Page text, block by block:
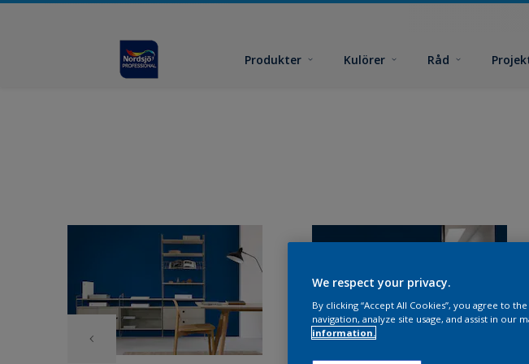
Produkter Kulörer Råd
We respect your privacy.
By clicking “Accept All Cookies”, you agree to
navigation, analyze site usage, and assist in our
information.